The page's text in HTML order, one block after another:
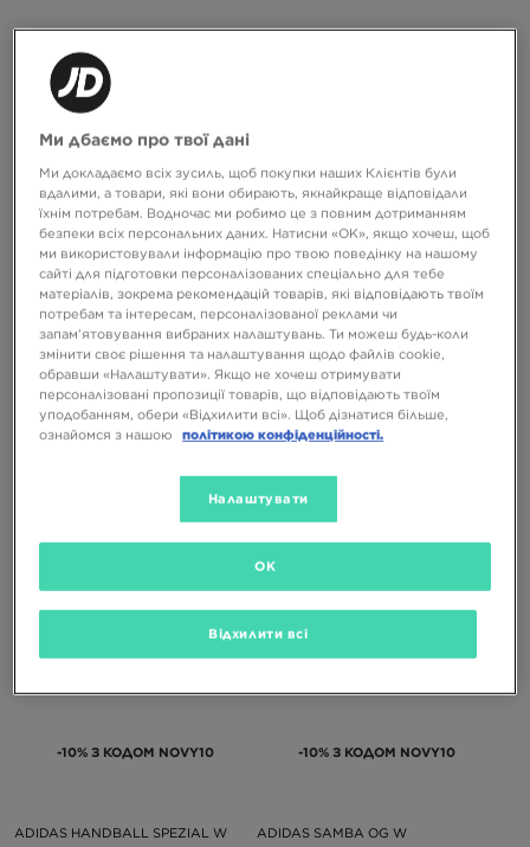
ADIDAS TOKYO MJ W
-10% З КОДОМ NOVY10 -10% З КОДОМ NOVY10
5899 ГРН
-10% З КОДОМ NOVY10
ADIDAS HANDBALL SPEZIAL W
-10% З КОДОМ NOVY10
ADIDAS SAMBA OG W
Ми дбаємо про твої дані
Ми докладаємо всіх зусиль, щоб покупки наших Клієнтів були
вдалими, а товари, які вони обирають, якнайкраще відповідали
їхнім потребам. Водночас ми робимо це з повним дотриманням
безпеки всіх персональних даних. Натисни «OK», якщо хочеш, щоб
ми використовували інформацію про твою поведінку на нашому
сайті для підготовки персоналізованих спеціально для тебе
матеріалів, зокрема рекомендацій товарів, які відповідають твоїм
потребам та інтересам, персоналізованої реклами чи
запам’ятовування вибраних налаштувань. Ти можеш будь-коли
змінити своє рішення та налаштування щодо файлів cookie,
обравши «Налаштувати». Якщо не хочеш отримувати
персоналізовані пропозиції товарів, що відповідають твоїм
уподобанням, обери «Відхилити всі». Щоб дізнатися більше,
ознайомся з нашою
політикою конфіденційності.
Налаштувати
Відхилити всі
OK